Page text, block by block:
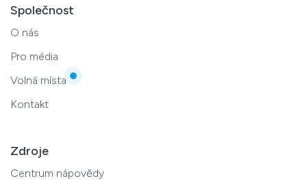
Společnost
O nás
Pro média
Volná místa
Kontakt
Zdroje
Centrum nápovědy